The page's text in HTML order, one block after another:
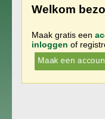
Welkom
Maak gratis een
inloggen of
Maak een